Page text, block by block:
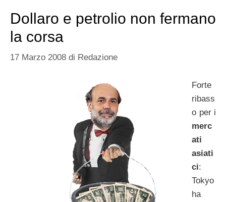
Dollaro e petrolio non fermano
la corsa
17 Marzo 2008 di Redazione
Forte
ribass
o per i
merc
ati
asiati
ci:
Tokyo
ha